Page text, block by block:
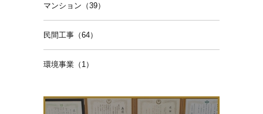
マンション（39）
民間工事（64）
環境事業（1）